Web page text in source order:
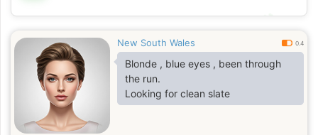
💕
New South Wales 0.4
Blonde , blue eyes , been through
the run.
Looking for clean slate